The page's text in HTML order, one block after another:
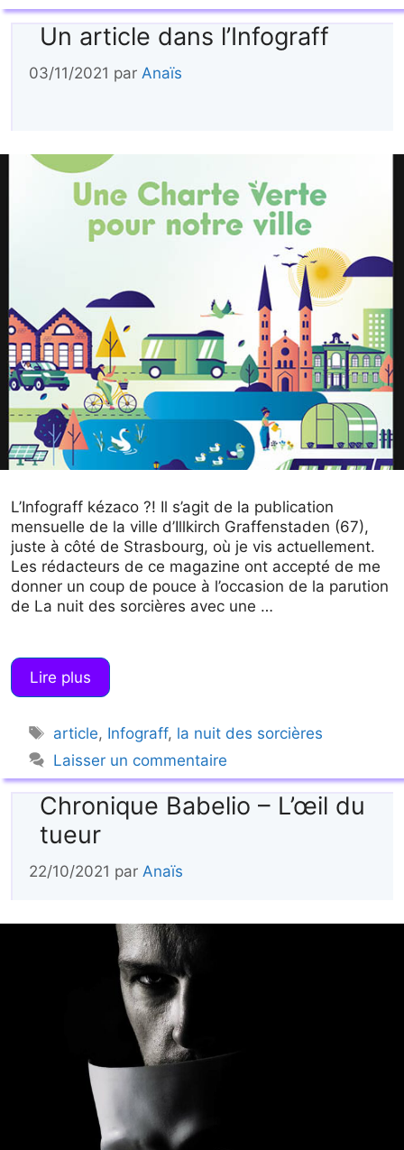
Un article dans l’Infograff
03/11/2021 par Anaïs
L’Infograff kézaco ?! Il s’agit de la publication
mensuelle de la ville d’Illkirch Graffenstaden (67),
juste à côté de Strasbourg, où je vis actuellement.
Les rédacteurs de ce magazine ont accepté de me
donner un coup de pouce à l’occasion de la parution
de La nuit des sorcières avec une …
Lire plus
Étiquettes
article, Infograff, la nuit des sorcières
Laisser un commentaire
Chronique Babelio – L’œil du
tueur
22/10/2021 par Anaïs